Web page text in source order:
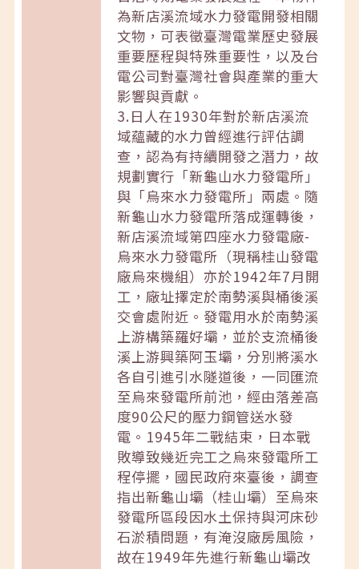
為新店溪流域水力發電開發相關
文物，可表徵臺灣電業歷史發展
重要歷程與特殊重要性，以及台
電公司對臺灣社會與產業的重大
影響與貢獻。
3.日人在1930年對於新店溪流
域蘊藏的水力曾經進行評估調
查，認為有持續開發之潛力，故
規劃實行「新龜山水力發電所」
與「烏來水力發電所」兩處。隨
新龜山水力發電所落成運轉後，
新店溪流域第四座水力發電廠-
烏來水力發電所（現稱桂山發電
廠烏來機組）亦於1942年7月開
工，廠址擇定於南勢溪與桶後溪
交會處附近。發電用水於南勢溪
上游構築羅好壩，並於支流桶後
溪上游興築阿玉壩，分別將溪水
各自引進引水隧道後，一同匯流
至烏來發電所前池，經由落差高
度90公尺的壓力鋼管送水發
電。1945年二戰結束，日本戰
敗導致幾近完工之烏來發電所工
程停擺，國民政府來臺後，調查
指出新龜山壩（桂山壩）至烏來
發電所區段因水土保持與河床砂
石淤積問題，有淹沒廠房風險，
故在1949年先進行新龜山壩改